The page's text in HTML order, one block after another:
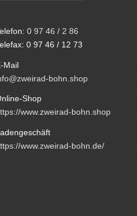
0 97 46 / 2 86
0 97 46 / 12 73
Mail
bohn.shop
Shop
www.zweirad-bohn.shop
www.zweirad-bohn.de/